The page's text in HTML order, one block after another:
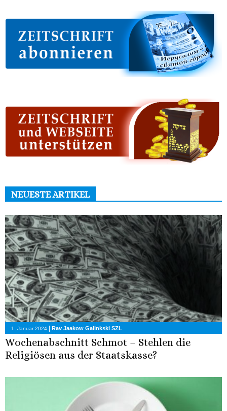
NEUESTE ARTIKEL
1. Januar 2024 Rav Jaakow Galinkski SZL
Wochenabschnitt Schmot – Stehlen die
Religiösen aus der Staatskasse?